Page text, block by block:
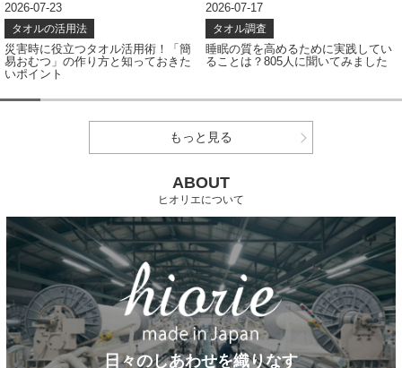
2026-07-17
タオル調査
睡眠の質を高めるために実践してい
ることは？805人に聞いてみました
2026-07-08
タオル調査
タオルの色、どう選ぶ？アンケート
結果から見えたカラー選びのポイン
もっと見る
ABOUT
ヒオリエについて
日々のしあわせを織りなす